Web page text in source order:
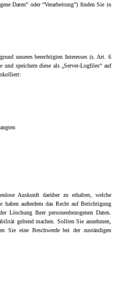
Daten” oder “Verarbeitung”) finden Sie in
unseres berechtigten Interesses (s. Art. 6
speichern diese als „Server-Logfiles“ auf
Auskunft darüber zu erhalten, welche
haben außerdem das Recht auf Berichtigung
Löschung Ihrer personenbezogenen Daten.
geltend machen. Sollten Sie annehmen,
Sie eine Beschwerde bei der zuständigen